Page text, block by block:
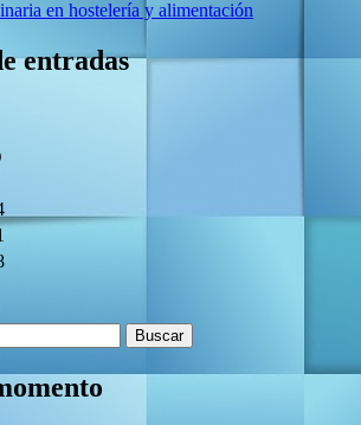
en hostelería y alimentación
entradas